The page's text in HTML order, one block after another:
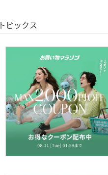
バッグ
インナー・ルームウェア
靴下・レッグウェア
アクセサリー・腕時計
財布・ポーチ・ケース
クリア 絞り込み
トピックス